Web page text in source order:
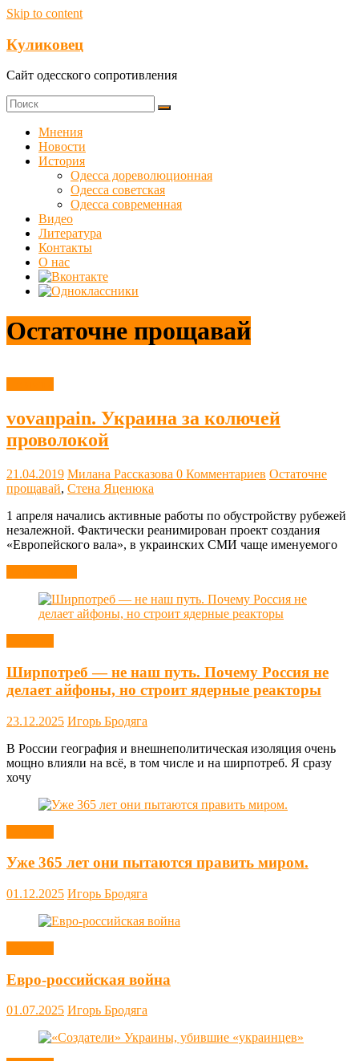
Skip to content
Куликовец
Сайт одесского сопротивления
Мнения
Новости
История
Одесса дореволюционная
Одесса советская
Одесса современная
Видео
Литература
Контакты
О нас
Остаточне прощавай
vovanpain. Украина за колючей
проволокой
21.04.2019 Милана Рассказова 0 Комментариев Остаточне
прощавай, Стена Яценюка
1 апреля начались активные работы по обустройству рубежей
незалежной. Фактически реанимирован проект создания
«Европейского вала», в украинских СМИ чаще именуемого
Ширпотреб — не наш путь. Почему Россия не
делает айфоны, но строит ядерные реакторы
23.12.2025 Игорь Бродяга
В России география и внешнеполитическая изоляция очень
мощно влияли на всё, в том числе и на ширпотреб. Я сразу
хочу
Уже 365 лет они пытаются править миром.
01.12.2025 Игорь Бродяга
Евро-российская война
01.07.2025 Игорь Бродяга